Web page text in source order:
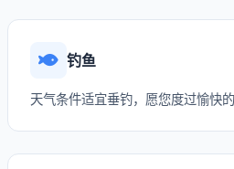
钓鱼
天气条件适宜垂钓，愿您度过愉快的